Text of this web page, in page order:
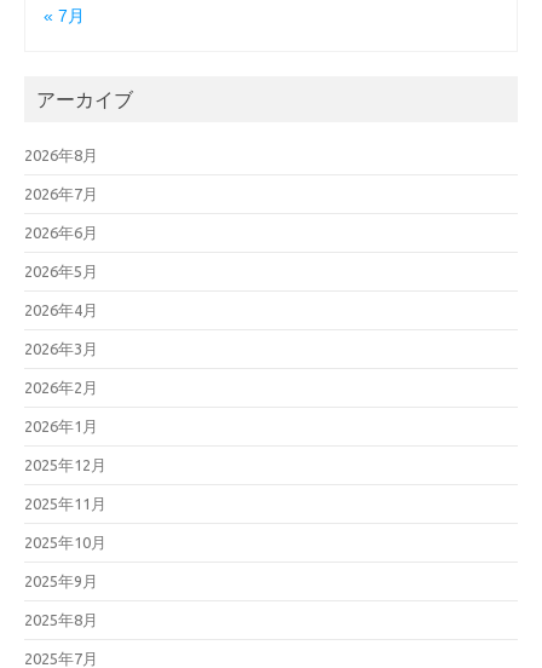
« 7月
アーカイブ
2026年8月
2026年7月
2026年6月
2026年5月
2026年4月
2026年3月
2026年2月
2026年1月
2025年12月
2025年11月
2025年10月
2025年9月
2025年8月
2025年7月